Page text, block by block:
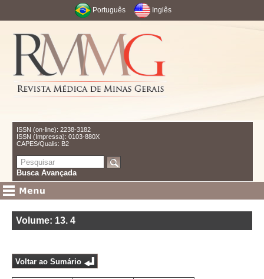
Português Inglês
ISSN (on-line): 2238-3182
ISSN (Impressa): 0103-880X
CAPES/Qualis: B2
Busca Avançada
Volume: 13. 4
Voltar ao Sumário